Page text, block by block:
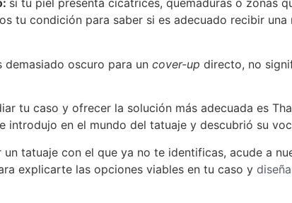
si tu piel presenta cicatrices, quemaduras o zonas
tu condición para saber si es adecuado recibir una
demasiado oscuro para un cover-up directo, no
tu caso y ofrecer la solución más adecuada es
introdujo en el mundo del tatuaje y descubrió su
un tatuaje con el que ya no te identificas, acude a
explicarte las opciones viables en tu caso y